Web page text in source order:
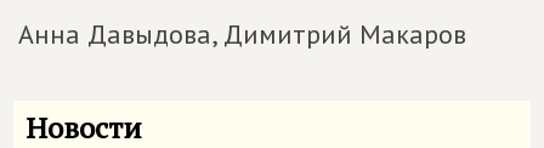
Анна Давыдова, Димитрий Макаров
Новости